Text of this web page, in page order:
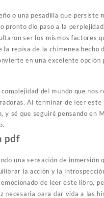
o una pesadilla que persiste
pronto dio paso a la
ser los mismos factores
repisa de la chimenea hecho
en una excelente opción
del mundo que nos
Al terminar de leer este
sé que seguiré pensando en
pdf
una sensación de inmersión
la acción y la
de leer este libro,
para dar vida a las